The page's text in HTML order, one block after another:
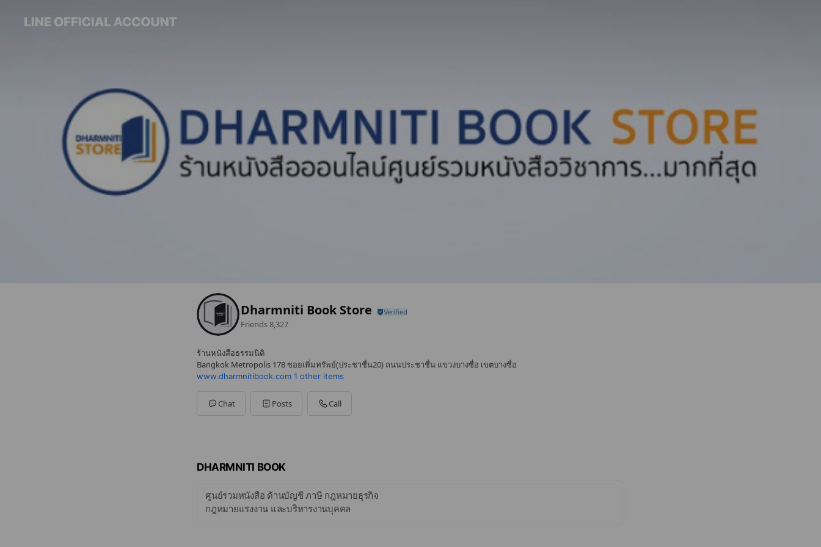
Dharmniti Book Store
Friends8,327
ร้านหนังสือธรรมนิติ
Bangkok Metropolis 178 ซอยเพิ่มทรัพย์(ประชาชื่น20) ถนนประชาชื่น แขวงบางซื่อ เขตบางซื่อ
www.dharmnitibook.com 1 other items
Chat Posts Call
DHARMNITI BOOK
ศูนย์รวมหนังสือ ด้านบัญชี ภาษี กฎหมายธุรกิจ
กฎหมายแรงงาน และบริหารงานบุคคล